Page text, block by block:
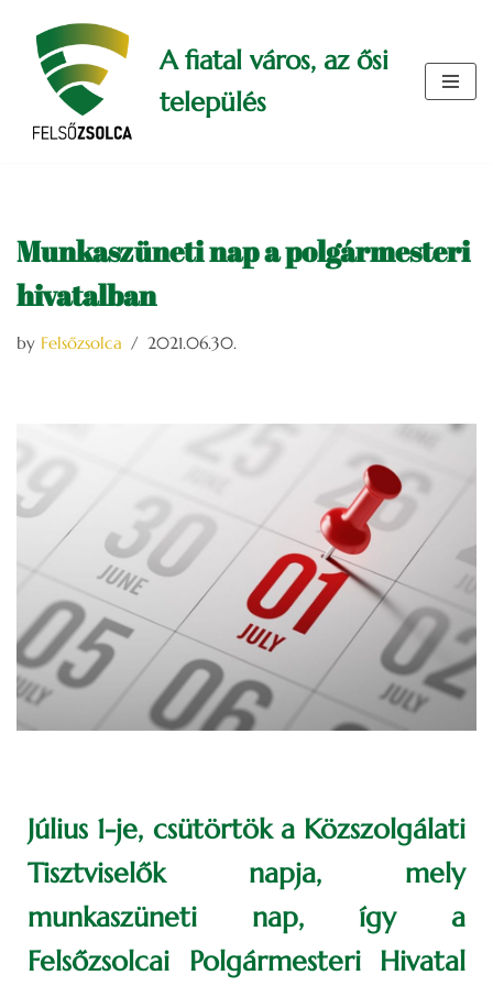
Skip
content
A fiatal város, az ősi
település
Munkaszüneti nap a polgármesteri
hivatalban
by Felsőzsolca 2021.06.30.
Július 1-je, csütörtök a Közszolgálati
Tisztviselők napja, mely
munkaszüneti nap, így a
Felsőzsolcai Polgármesteri Hivatal